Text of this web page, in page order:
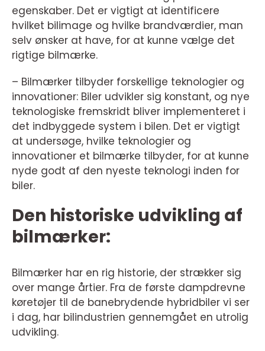
egenskaber. Det er vigtigt at identificere
hvilket bilimage og hvilke brandværdier, man
selv ønsker at have, for at kunne vælge det
rigtige bilmærke.
– Bilmærker tilbyder forskellige teknologier og
innovationer: Biler udvikler sig konstant, og nye
teknologiske fremskridt bliver implementeret i
det indbyggede system i bilen. Det er vigtigt
at undersøge, hvilke teknologier og
innovationer et bilmærke tilbyder, for at kunne
nyde godt af den nyeste teknologi inden for
biler.
Den historiske udvikling af
bilmærker:
Bilmærker har en rig historie, der strækker sig
over mange årtier. Fra de første dampdrevne
køretøjer til de banebrydende hybridbiler vi ser
i dag, har bilindustrien gennemgået en utrolig
udvikling.